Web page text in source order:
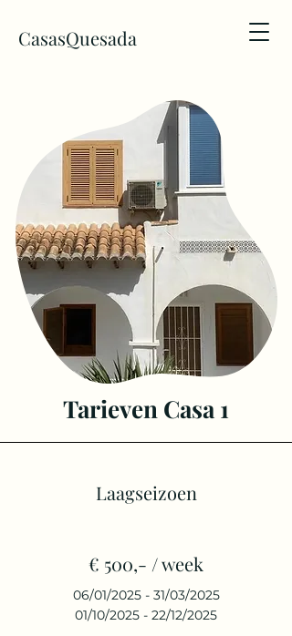
CasasQuesada
Tarieven Casa 1
Laagseizoen
€ 500,- / week
06/01/2025 - 31/03/2025
01/10/2025 - 22/12/2025